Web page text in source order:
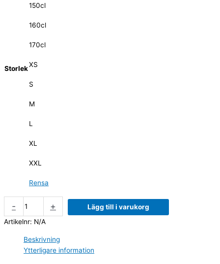
Storlek
150cl
160cl
170cl
XS
S
M
L
XL
XXL
Rensa
- +
Lägg till i varukorg
Artikelnr: N/A
Beskrivning
Ytterligare information